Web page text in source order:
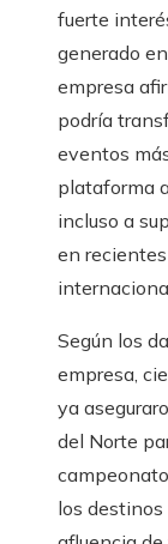
fuerte
generado
empresa
podría
eventos
plataforma
incluso a
en
Según los
empresa,
ya
del Norte
los